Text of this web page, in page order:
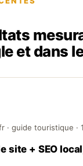
et dans
· guide touristique ·
site + SEO